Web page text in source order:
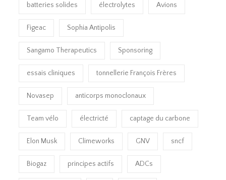
batteries solides électrolytes Avions
Figeac Sophia Antipolis
Sangamo Therapeutics Sponsoring
essais cliniques tonnellerie François Frères
Novasep anticorps monoclonaux
Team vélo électricté captage du carbone
Elon Musk Climeworks GNV sncf
Biogaz principes actifs ADCs